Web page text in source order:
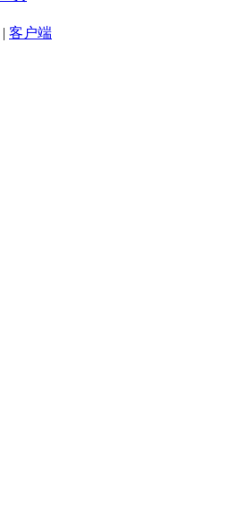
| 客户端